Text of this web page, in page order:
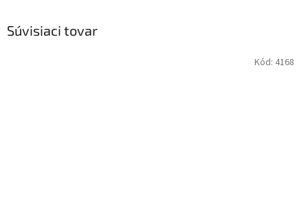
Súvisiaci tovar
Kód: 4168